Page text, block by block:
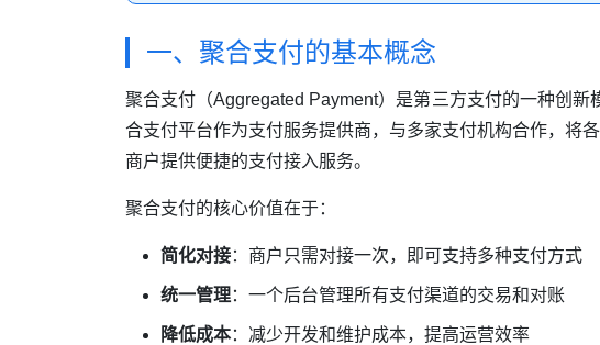
一、聚合支付的基本概念
聚合支付（Aggregated Payment）是第三方支付的一种创
合支付平台作为支付服务提供商，与多家支付机构合作，将
商户提供便捷的支付接入服务。
聚合支付的核心价值在于：
简化对接：商户只需对接一次，即可支持多种支付方式
统一管理：一个后台管理所有支付渠道的交易和对账
降低成本：减少开发和维护成本，提高运营效率